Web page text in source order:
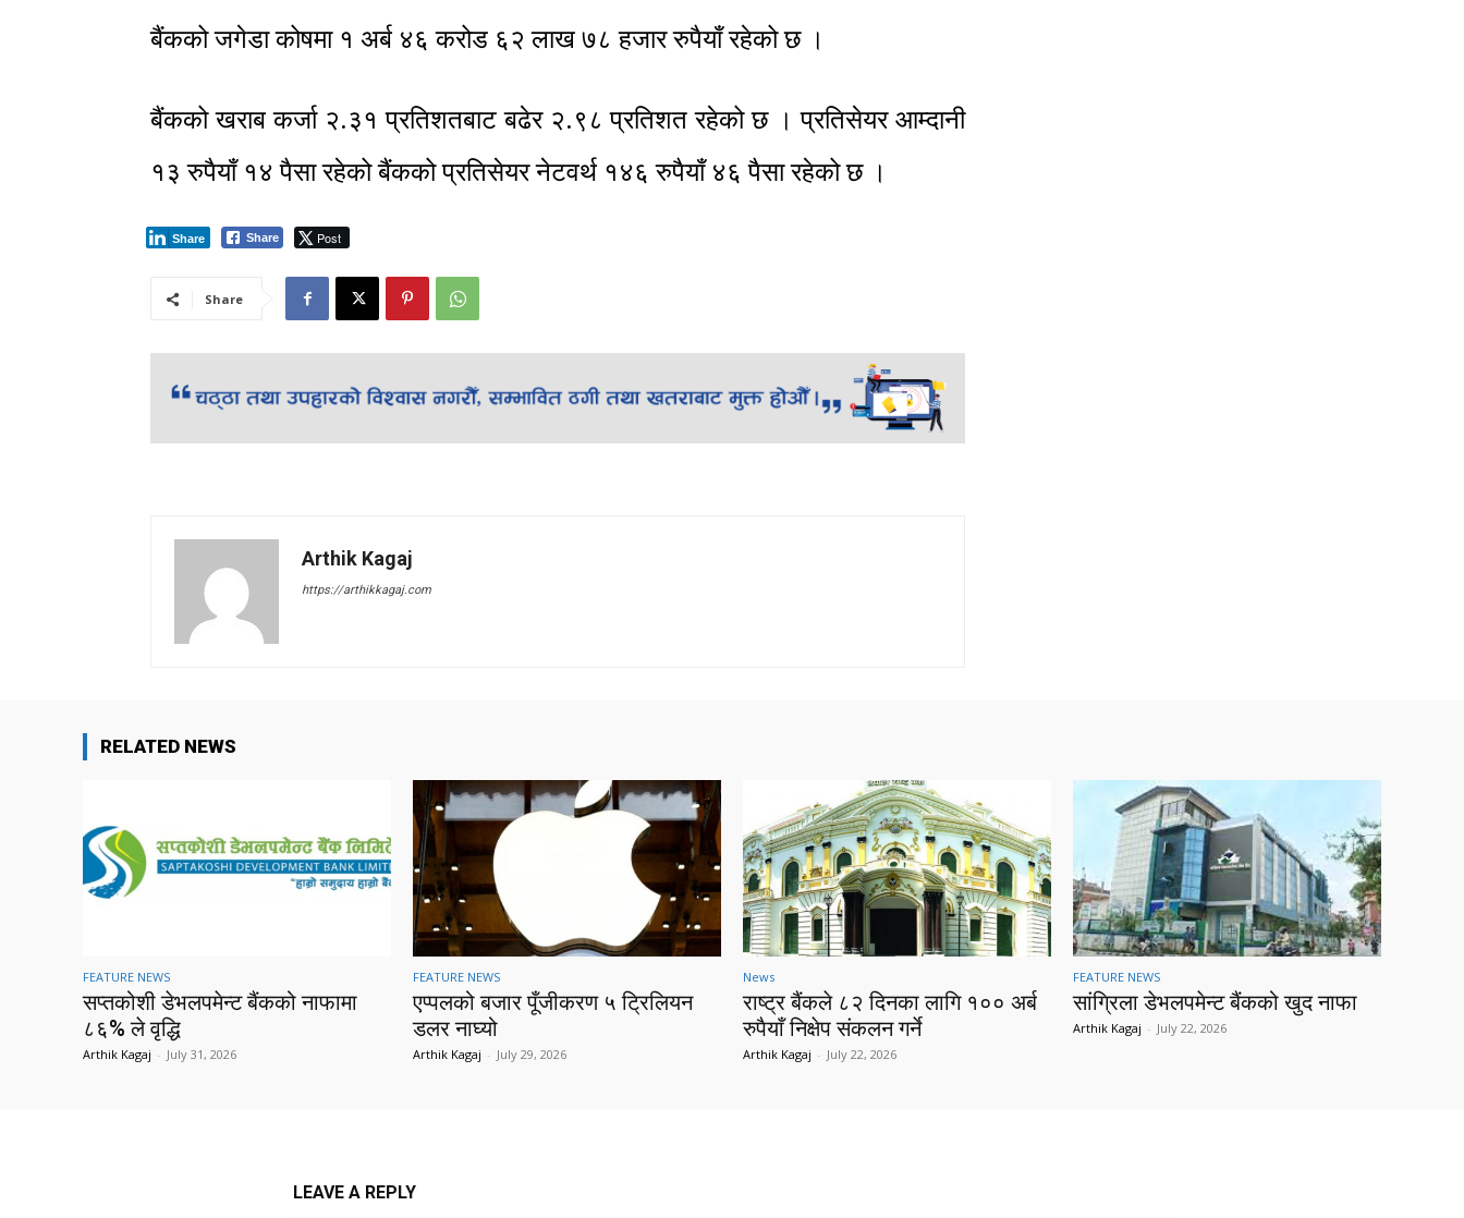
बैंकको जगेडा कोषमा १ अर्ब ४६ करोड ६२ लाख ७८ हजार रुपैयाँ रहेको छ ।
बैंकको खराब कर्जा २.३१ प्रतिशतबाट बढेर २.९८ प्रतिशत रहेको छ । प्रतिसेयर आम्दानी
१३ रुपैयाँ १४ पैसा रहेको बैंकको प्रतिसेयर नेटवर्थ १४६ रुपैयाँ ४६ पैसा रहेको छ ।
Share Post
Share
Share
Arthik Kagaj
https://arthikkagaj.com
RELATED NEWS
FEATURE NEWS
सप्तकोशी डेभलपमेन्ट बैंकको नाफामा
८६% ले वृद्धि
Arthik Kagaj - July 31, 2026
FEATURE NEWS
एप्पलको बजार पूँजीकरण ५ ट्रिलियन
डलर नाघ्यो
Arthik Kagaj - July 29, 2026
News
राष्ट्र बैंकले ८२ दिनका लागि १०० अर्ब
रुपैयाँ निक्षेप संकलन गर्ने
Arthik Kagaj - July 22, 2026
FEATURE NEWS
सांग्रिला डेभलपमेन्ट बैंकको खुद नाफा
Arthik Kagaj - July 22, 2026
LEAVE A REPLY